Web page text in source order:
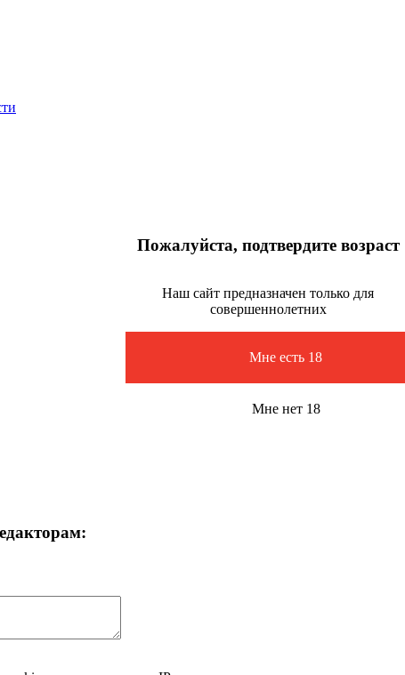
Пожалуйста, подтвердите возраст
Наш сайт предназначен только для
совершеннолетних
Мне есть 18
Мне нет 18